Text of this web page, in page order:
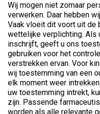
Wij mogen niet zomaar
verwerken. Daar hebben
Vaak vloeit dit voort uit de
wettelijke verplichting. Als
inschrijft, geeft u ons
gebruiken voor het
verstrekken ervan. Voor
wij toestemming van een
elk moment weer
uw toestemming intrekt,
zijn. Passende
worden als alle relevante